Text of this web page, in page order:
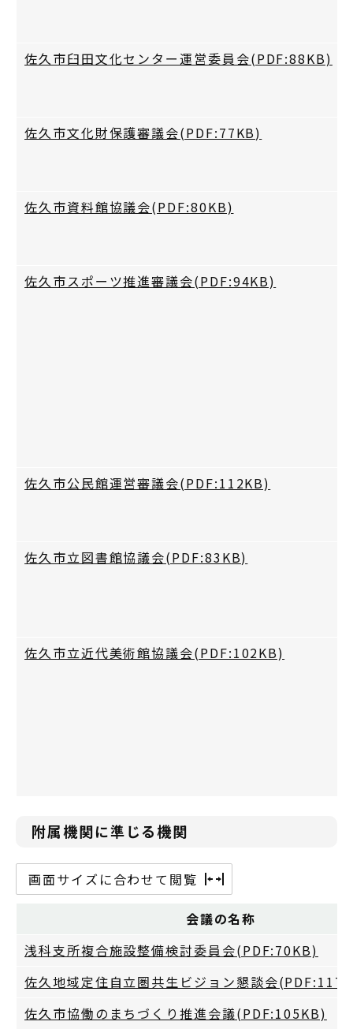
佐久市臼田文化センター運営委員会(PDF:88KB)
佐久市文化財保護審議会(PDF:77KB)
佐久市資料館協議会(PDF:80KB)
佐久市スポーツ推進審議会(PDF:94KB)
佐久市公民館運営審議会(PDF:112KB)
佐久市立図書館協議会(PDF:83KB)
佐久市立近代美術館協議会(PDF:102KB)
附属機関に準じる機関
画面サイズに合わせて閲覧
会議の名称
浅科支所複合施設整備検討委員会(PDF:70KB)
佐久地域定住自立圏共生ビジョン懇談会
佐久市協働のまちづくり推進会議(PDF:105KB)